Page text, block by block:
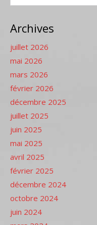
Archives
juillet 2026
mai 2026
mars 2026
février 2026
décembre 2025
juillet 2025
juin 2025
mai 2025
avril 2025
février 2025
décembre 2024
octobre 2024
juin 2024